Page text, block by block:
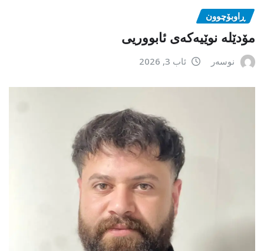
ڕاوبۆچوون
مۆدێلە نوێیەکەى ئابووریی
نوسەر ئاب 3, 2026